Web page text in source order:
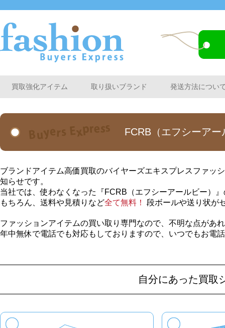
買取強化アイテム 取り扱いブランド 発送方法につい
FCRB（エフシーア
ブランドアイテム高価買取のバイヤーズエキスプレスファッ
知らせです。
当社では、使わなくなった『FCRB（エフシーアールビー）
もちろん、送料や見積りなど全て無料！ 段ボールや送り状が
ファッションアイテムの買い取り専門なので、不明な点があ
年中無休で電話でも対応もしておりますので、いつでもお電
自分にあった買取